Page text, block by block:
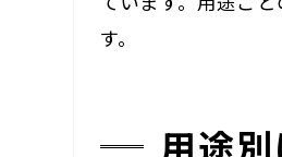
す。
用途